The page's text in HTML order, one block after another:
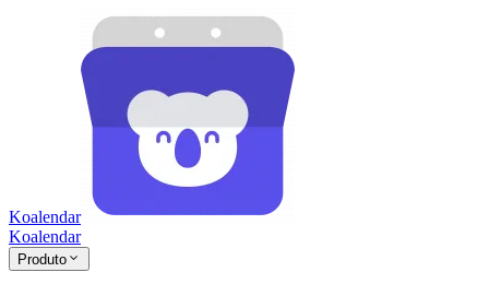
Koalendar
Koalendar
Produto